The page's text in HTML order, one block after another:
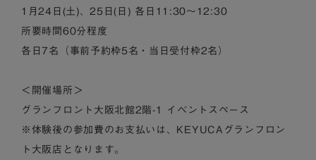
1月24日(土)、25日(日) 各日11:30～12:30
所要時間60分程度
各日7名（事前予約枠5名・当日受付枠2名）
＜開催場所＞
グランフロント大阪北館2階-1 イベントスペース
※体験後の参加費のお支払いは、KEYUCAグランフロン
ト大阪店となります。